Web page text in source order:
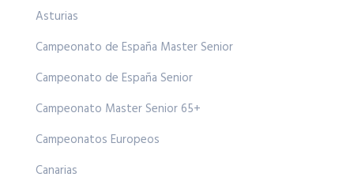
Asturias
Campeonato de España Master Senior
Campeonato de España Senior
Campeonato Master Senior 65+
Campeonatos Europeos
Canarias